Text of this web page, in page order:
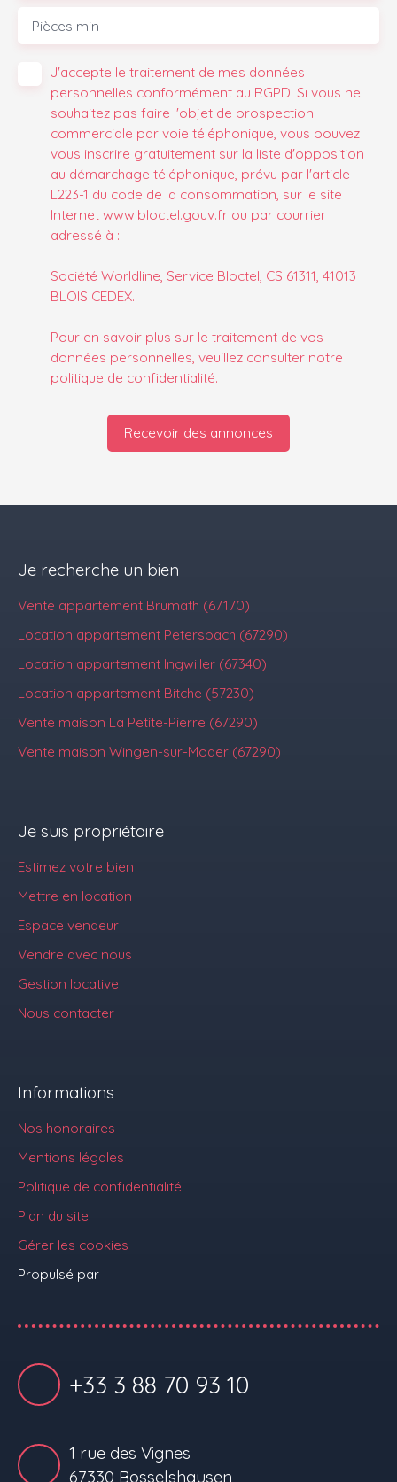
Pièces min
J'accepte le traitement de mes données
personnelles conformément au RGPD. Si vous ne
souhaitez pas faire l'objet de prospection
commerciale par voie téléphonique, vous pouvez
vous inscrire gratuitement sur la liste d'opposition
au démarchage téléphonique, prévu par l'article
L223-1 du code de la consommation, sur le site
Internet www.bloctel.gouv.fr ou par courrier
adressé à :
Société Worldline, Service Bloctel, CS 61311, 41013
BLOIS CEDEX.
Pour en savoir plus sur le traitement de vos
données personnelles, veuillez consulter notre
politique de confidentialité.
Recevoir des annonces
Je recherche un bien
Vente appartement Brumath (67170)
Location appartement Petersbach (67290)
Location appartement Ingwiller (67340)
Location appartement Bitche (57230)
Vente maison La Petite-Pierre (67290)
Vente maison Wingen-sur-Moder (67290)
Je suis propriétaire
Estimez votre bien
Mettre en location
Espace vendeur
Vendre avec nous
Gestion locative
Nous contacter
Informations
Nos honoraires
Mentions légales
Politique de confidentialité
Plan du site
Gérer les cookies
Propulsé par
+33 3 88 70 93 10
1 rue des Vignes
67330 Bosselshausen